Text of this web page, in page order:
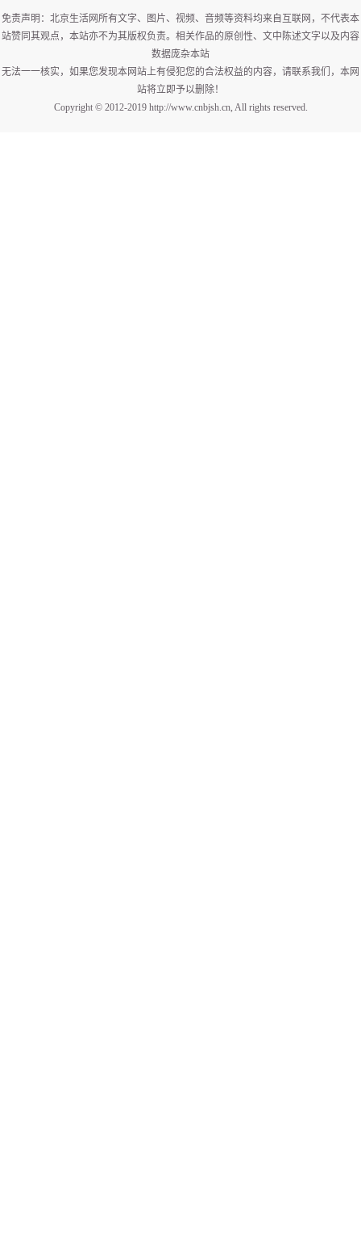
免责声明：北京生活网所有文字、图片、视频、音频等资料均来自互联网，不代表本
站赞同其观点，本站亦不为其版权负责。相关作品的原创性、文中陈述文字以及内容
数据庞杂本站
无法一一核实，如果您发现本网站上有侵犯您的合法权益的内容，请联系我们，本网
站将立即予以删除！
Copyright © 2012-2019 http://www.cnbjsh.cn, All rights reserved.